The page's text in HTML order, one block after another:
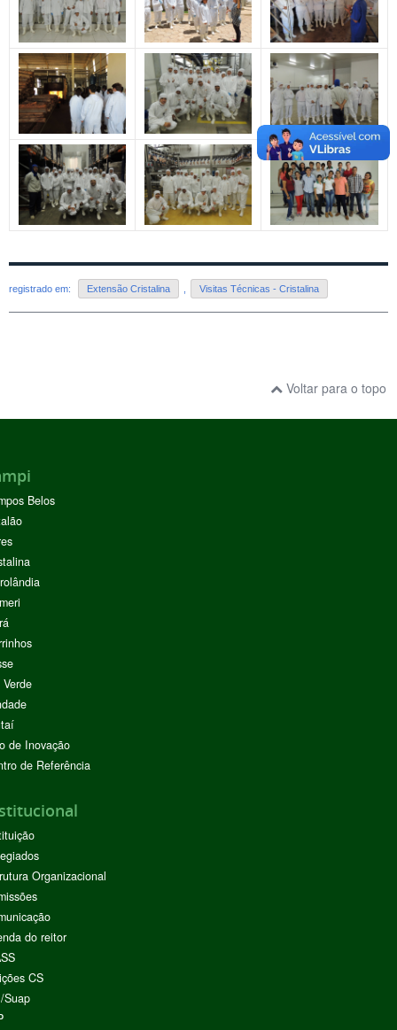
registrado em: Extensão Cristalina Visitas Técnicas - Cristalina
Voltar para o topo
Belos
de Inovação
de Referência
Organizacional
do reitor
CS
Suap